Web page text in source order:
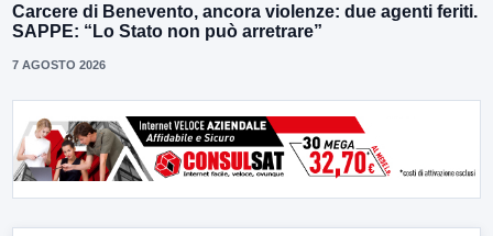
Carcere di Benevento, ancora violenze: due agenti feriti.
SAPPE: “Lo Stato non può arretrare”
7 AGOSTO 2026